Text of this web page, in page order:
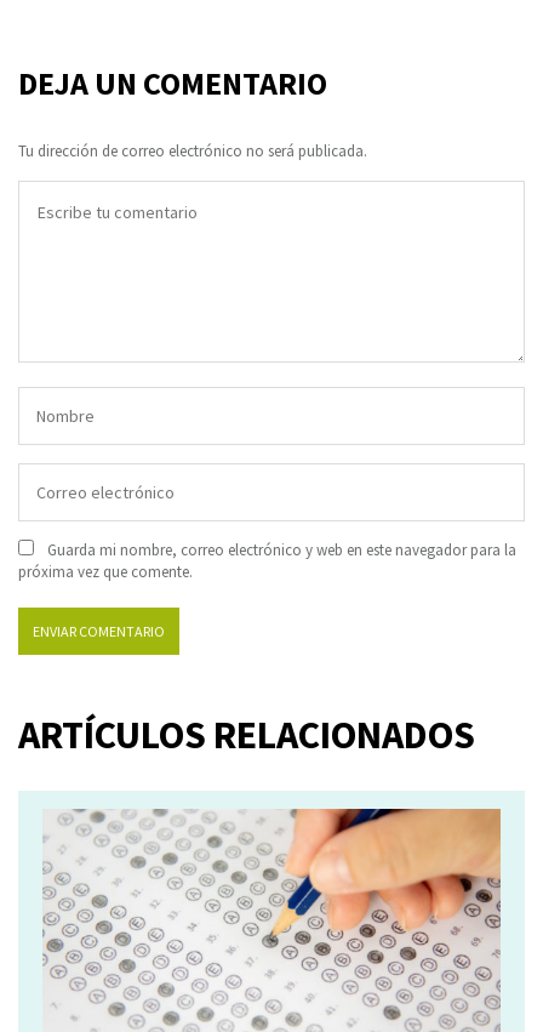
DEJA UN COMENTARIO
Tu dirección de correo electrónico no será publicada.
Guarda mi nombre, correo electrónico y web en este navegador para la
próxima vez que comente.
ARTÍCULOS RELACIONADOS